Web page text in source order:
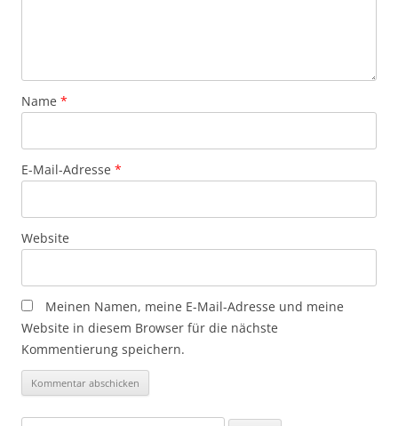
Name *
E-Mail-Adresse *
Website
Meinen Namen, meine E-Mail-Adresse und meine
Website in diesem Browser für die nächste
Kommentierung speichern.